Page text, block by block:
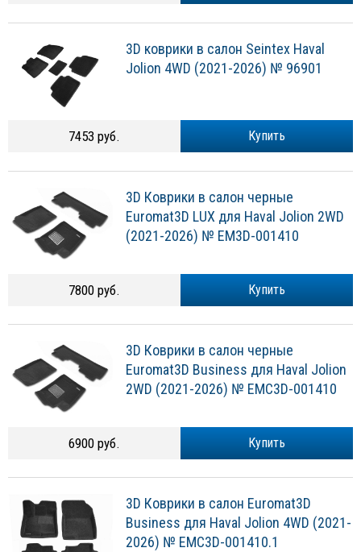
3D коврики в салон Seintex Haval
Jolion 4WD (2021-2026) № 96901
Купить
7453 руб.
3D Коврики в салон черные
Euromat3D LUX для Haval Jolion 2WD
(2021-2026) № EM3D-001410
Купить
7800 руб.
3D Коврики в салон черные
Euromat3D Business для Haval Jolion
2WD (2021-2026) № EMC3D-001410
Купить
6900 руб.
3D Коврики в салон Euromat3D
Business для Haval Jolion 4WD (2021-
2026) № EMC3D-001410.1